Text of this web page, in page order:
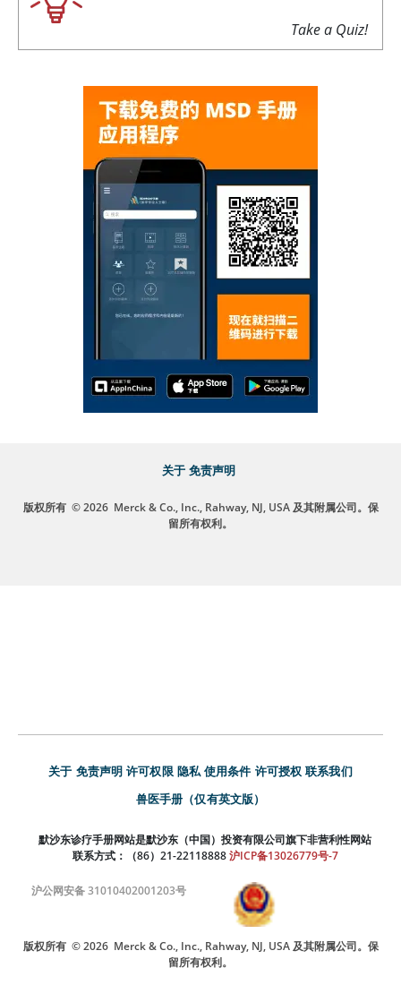
Take a Quiz!
关于 免责声明
版权所有 © 2026 Merck & Co., Inc., Rahway, NJ, USA 及其附属公司。保
留所有权利。
关于 免责声明 许可权限 隐私 使用条件 许可授权 联系我们
兽医手册（仅有英文版）
默沙东诊疗手册网站是默沙东（中国）投资有限公司旗下非营利性网站
联系方式：（86）21-22118888 沪ICP备13026779号-7
沪公网安备 31010402001203号
版权所有 © 2026 Merck & Co., Inc., Rahway, NJ, USA 及其附属公司。保
留所有权利。